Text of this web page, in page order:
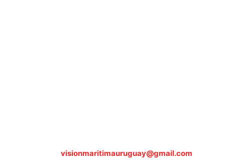
visionmaritimauruguay@gmail.com